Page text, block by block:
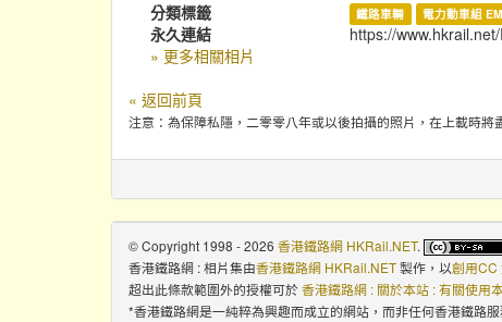
分類標籤
鐵路車輛 電力動車組
永久連結
https://
» 更多相關相片
« 返回前頁
注意：為保障私隱，二零零八年或以後拍攝的照片，在上載時將
© Copyright 1998 - 2026 香港鐵路網 HKRail.NET.
香港鐵路網 : 相片集由香港鐵路網 HKRail.NET製作，以創用CC
超出此條款範圍外的授權可於香港鐵路網 : 關於本站 : 有關使用
*香港鐵路網是一純粹為興趣而成立的網站，而非任何香港鐵路